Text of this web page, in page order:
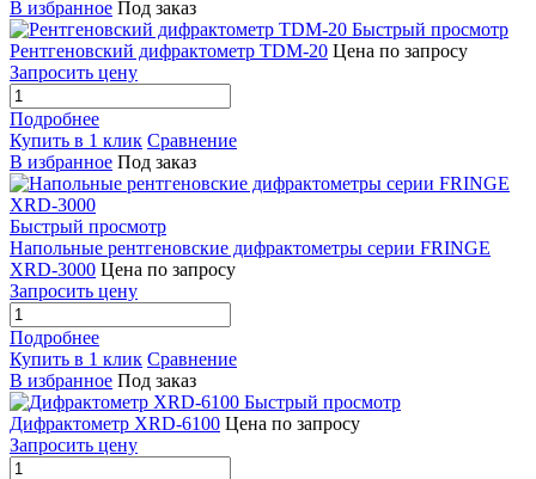
В избранное Под заказ
Быстрый просмотр
Рентгеновский дифрактометр TDM-20 Цена по запросу
Запросить цену
Подробнее
Купить в 1 клик Сравнение
В избранное Под заказ
Быстрый просмотр
Напольные рентгеновские дифрактометры серии FRINGE
XRD-3000 Цена по запросу
Запросить цену
Подробнее
Купить в 1 клик Сравнение
В избранное Под заказ
Быстрый просмотр
Дифрактометр XRD-6100 Цена по запросу
Запросить цену